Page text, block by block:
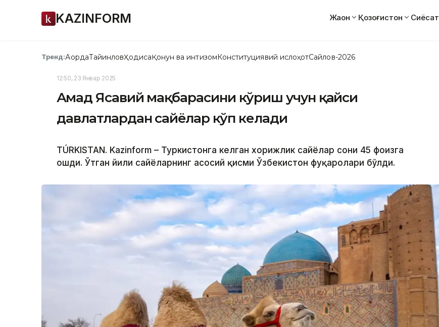
KAZINFORM Жаҳон Қозоғистон Сиёсат
Тренд:АқордаТайинловҲодисаҚонун ва интизомКонституциявий ислоҳотСайлов-2026
12:50, 23 Январ 2025
Аҳмад Ясавий мақбарасини кўриш учун қайси
давлатлардан сайёҳлар кўп келади
TÚRKІSTAN. Kazinform – Туркистонга келган хорижлик сайёҳлар сони 45 фоизга
ошди. Ўтган йили сайёҳларнинг асосий қисми Ўзбекистон фуқаролари бўлди.